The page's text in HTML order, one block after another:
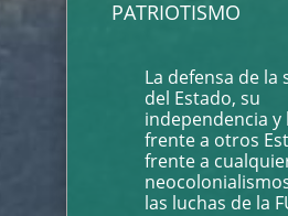
PATRIOTISMO
La defensa de la
del Estado, su
independencia
frente a otros
frente a
las luchas de la